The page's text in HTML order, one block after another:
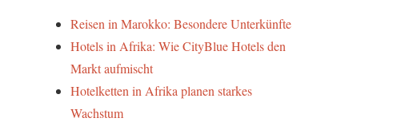
Reisen in Marokko: Besondere Unterkünfte
Hotels in Afrika: Wie CityBlue Hotels den
Markt aufmischt
Hotelketten in Afrika planen starkes
Wachstum